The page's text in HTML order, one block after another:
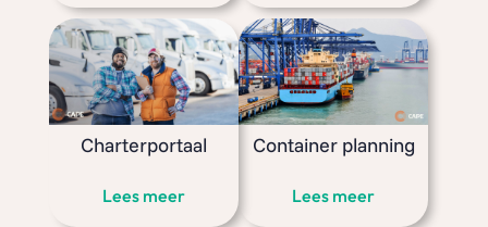
Charterportaal
Lees meer
Container planning
Lees meer